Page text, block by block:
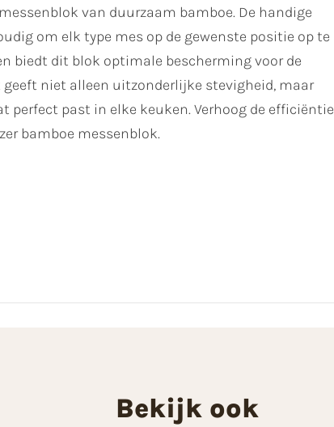
van duurzaam bamboe. De handige
om elk type mes op de gewenste positie op te
biedt dit blok optimale bescherming voor de
niet alleen uitzonderlijke stevigheid, maar
perfect past in elke keuken. Verhoog de efficiëntie
bamboe messenblok.
Bekijk ook